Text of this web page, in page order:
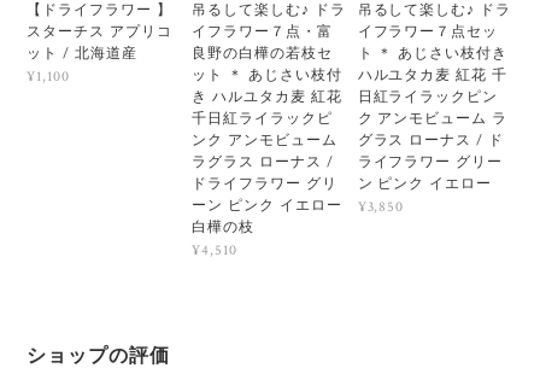
【ドライフラワー 】
スターチス アプリコ
ット / 北海道産
¥1,100
吊るして楽しむ♪ ドラ
イフラワー７点・富
良野の白樺の若枝セ
ット ＊ あじさい枝付
き ハルユタカ麦 紅花
千日紅ライラックピ
ンク アンモビューム
ラグラス ローナス /
ドライフラワー グリ
ーン ピンク イエロー
白樺の枝
¥4,510
吊るして楽しむ♪ ドラ
イフラワー７点セッ
ト ＊ あじさい枝付き
ハルユタカ麦 紅花 千
日紅ライラックピン
ク アンモビューム ラ
グラス ローナス / ド
ライフラワー グリー
ン ピンク イエロー
¥3,850
ショップの評価